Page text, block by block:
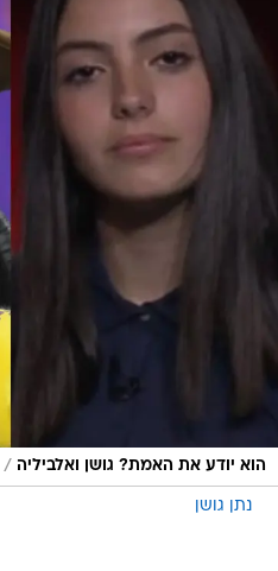
הוא יודע את האמת? גושן ואלביליה /
נתן גושן